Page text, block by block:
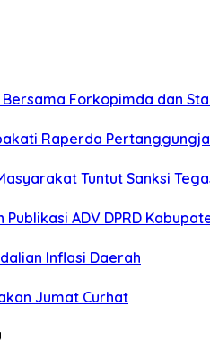
Bersama Forkopimda dan
Raperda
Tuntut Sanksi
Publikasi ADV DPRD
Inflasi Daerah
Jumat Curhat